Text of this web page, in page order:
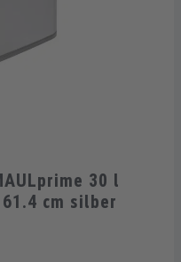
30 l
cm silber